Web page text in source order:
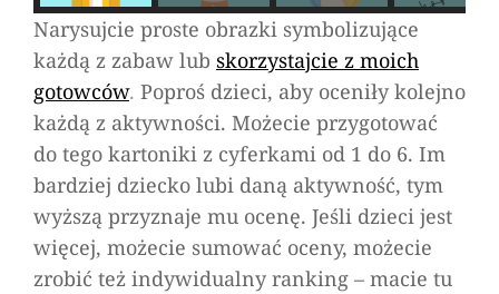
Narysujcie proste obrazki symbolizujące
każdą z zabaw lub skorzystajcie z moich
gotowców. Poproś dzieci, aby oceniły kolejno
każdą z aktywności. Możecie przygotować
do tego kartoniki z cyferkami od 1 do 6. Im
bardziej dziecko lubi daną aktywność, tym
wyższą przyznaje mu ocenę. Jeśli dzieci jest
więcej, możecie sumować oceny, możecie
zrobić też indywidualny ranking – macie tu